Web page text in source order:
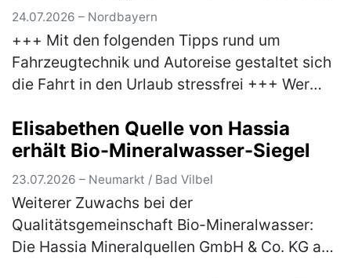
24.07.2026 – Nordbayern
+++ Mit den folgenden Tipps rund um
Fahrzeugtechnik und Autoreise gestaltet sich
die Fahrt in den Urlaub stressfrei +++ Wer
Sommerferienbeginns nächste Woche mit
dem Aut…(mehr)
Elisabethen Quelle von Hassia
erhält Bio-Mineralwasser-Siegel
23.07.2026 – Neumarkt / Bad Vilbel
Weiterer Zuwachs bei der
Qualitätsgemeinschaft Bio-Mineralwasser:
Die Hassia Mineralquellen GmbH & Co. KG aus